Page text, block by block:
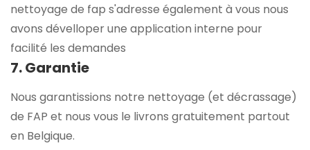
nettoyage de fap s'adresse également à vous nous
avons dévelloper une application interne pour
facilité les demandes
7. Garantie
Nous garantissions notre nettoyage (et décrassage)
de FAP et nous vous le livrons gratuitement partout
en Belgique.